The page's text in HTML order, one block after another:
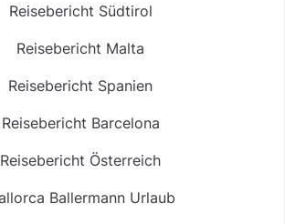
Reisebericht Südtirol
Reisebericht Malta
Reisebericht Spanien
Reisebericht Barcelona
Reisebericht Österreich
Ballermann Urlaub